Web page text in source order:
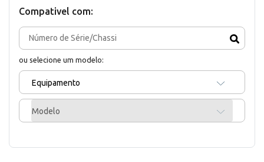
Compativel com:
ou selecione um modelo:
Equipamento
Modelo